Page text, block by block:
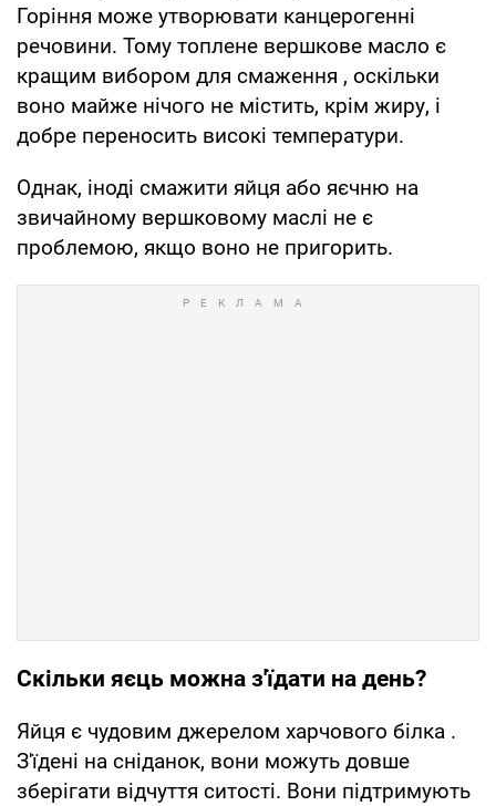
Горіння може утворювати канцерогенні
речовини. Тому топлене вершкове масло є
кращим вибором для смаження , оскільки
воно майже нічого не містить, крім жиру, і
добре переносить високі температури.
Однак, іноді смажити яйця або яєчню на
звичайному вершковому маслі не є
проблемою, якщо воно не пригорить.
Скільки яєць можна з'їдати на день?
Яйця є чудовим джерелом харчового білка .
З'їдені на сніданок, вони можуть довше
зберігати відчуття ситості. Вони підтримують